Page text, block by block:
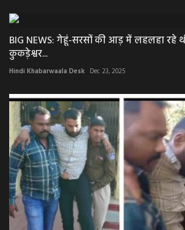
BIG NEWS: गेहूं-सरसों की आड़ में लहलहा रहे
कुकड़ेश्वर...
Hindi Khabarwaala Desk Dec 23, 2025